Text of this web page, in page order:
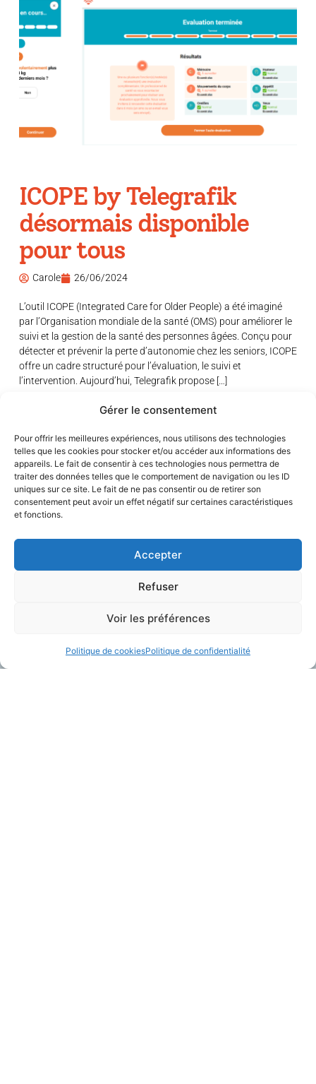
Gérer le consentement
Pour offrir les meilleures expériences, nous utilisons des technologies
telles que les cookies pour stocker et/ou accéder aux informations des
appareils. Le fait de consentir à ces technologies nous permettra de
traiter des données telles que le comportement de navigation ou les ID
uniques sur ce site. Le fait de ne pas consentir ou de retirer son
consentement peut avoir un effet négatif sur certaines caractéristiques
et fonctions.
Accepter
Refuser
Voir les préférences
Politique de cookiesPolitique de confidentialité
ICOPE by Telegrafik
désormais disponible
pour tous
Carole 26/06/2024
L’outil ICOPE (Integrated Care for Older People) a été imaginé
par l’Organisation mondiale de la santé (OMS) pour améliorer le
suivi et la gestion de la santé des personnes âgées. Conçu pour
détecter et prévenir la perte d’autonomie chez les seniors, ICOPE
offre un cadre structuré pour l’évaluation, le suivi et
l’intervention. Aujourd’hui, Telegrafik propose […]
Charger Plus